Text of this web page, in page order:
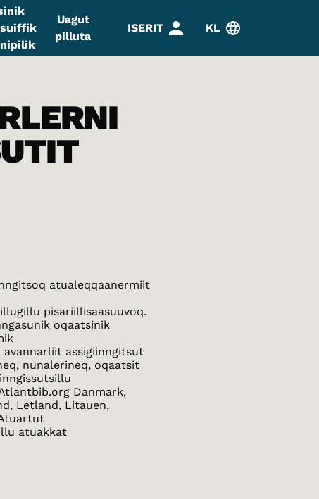
Uagut
pilluta
ISERIT KL
atualeqqaanermiit
pisariillisaasuuvoq.
oqaatsinik
assigiinngitsut
nunalerineq, oqaatsit
Danmark,
Letland, Litauen,
atuakkat